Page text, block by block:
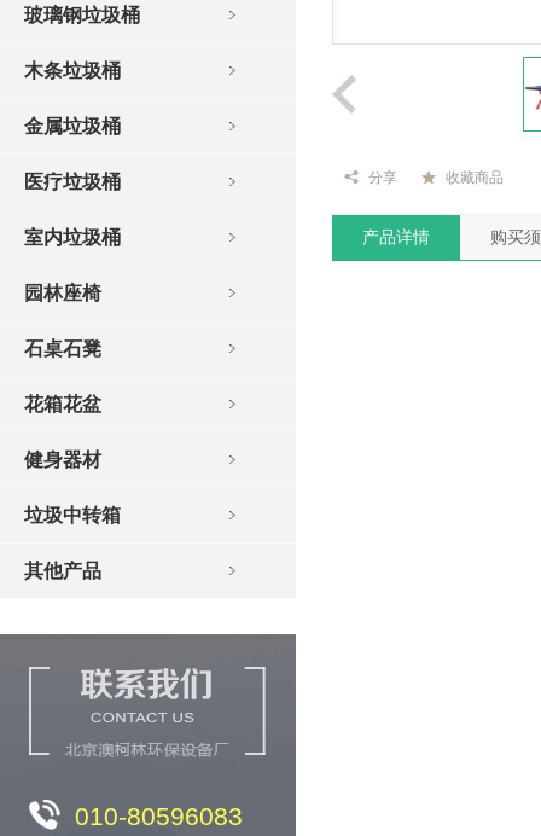
玻璃钢垃圾桶
木条垃圾桶
金属垃圾桶
医疗垃圾桶
室内垃圾桶
园林座椅
石桌石凳
花箱花盆
健身器材
垃圾中转箱
其他产品
010-80596083
分享 收藏商品
产品详情 购买